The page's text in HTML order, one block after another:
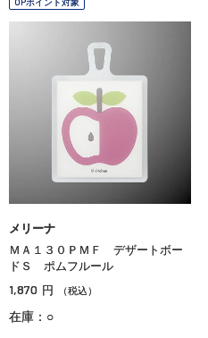
メリーナ
ＭＡ１３０ＰＭＦ デザートボー
ドＳ ポムフルール
1,870 円 （税込）
在庫：○